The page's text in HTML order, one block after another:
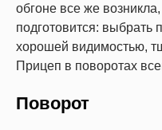
обгоне все же
подготовится: выбрать
хорошей видимостью,
Прицеп в поворотах
Поворот